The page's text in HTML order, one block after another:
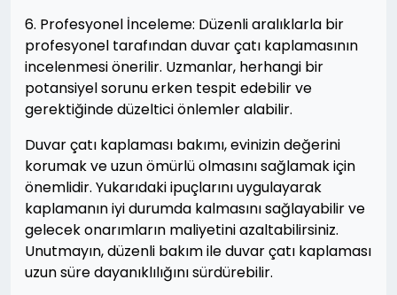
6. Profesyonel İnceleme: Düzenli aralıklarla bir
profesyonel tarafından duvar çatı kaplamasının
incelenmesi önerilir. Uzmanlar, herhangi bir
potansiyel sorunu erken tespit edebilir ve
gerektiğinde düzeltici önlemler alabilir.
Duvar çatı kaplaması bakımı, evinizin değerini
korumak ve uzun ömürlü olmasını sağlamak için
önemlidir. Yukarıdaki ipuçlarını uygulayarak
kaplamanın iyi durumda kalmasını sağlayabilir ve
gelecek onarımların maliyetini azaltabilirsiniz.
Unutmayın, düzenli bakım ile duvar çatı kaplaması
uzun süre dayanıklılığını sürdürebilir.